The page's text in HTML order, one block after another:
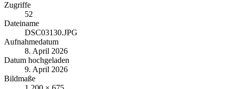
Zugriffe
52
Dateiname
DSC03130.JPG
Aufnahmedatum
8. April 2026
Datum hochgeladen
9. April 2026
Bildmaße